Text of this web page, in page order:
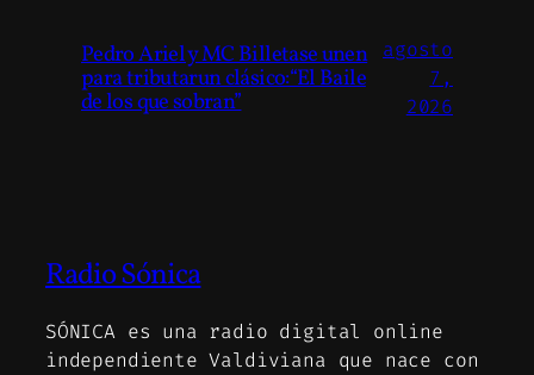
Pedro Ariel y MC Billetase unen
para tributarun clásico:“El Baile
de los que sobran”
agosto
7,
2026
Radio Sónica
SÓNICA es una radio digital online
independiente Valdiviana que nace con